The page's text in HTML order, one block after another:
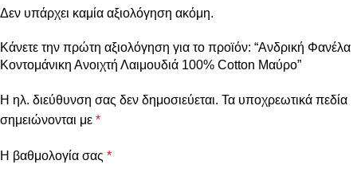
Δεν υπάρχει καμία αξιολόγηση ακόμη.
Κάνετε την πρώτη αξιολόγηση για το προϊόν: “Ανδρική Φανέλα
Κοντομάνικη Ανοιχτή Λαιμουδιά 100% Cotton Μαύρο”
Η ηλ. διεύθυνση σας δεν δημοσιεύεται. Τα υποχρεωτικά πεδία
σημειώνονται με *
Η βαθμολογία σας *